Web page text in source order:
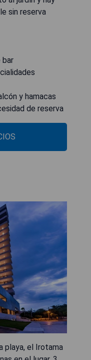
sin reserva
bar
y hamacas
de reserva
playa, el Irotama